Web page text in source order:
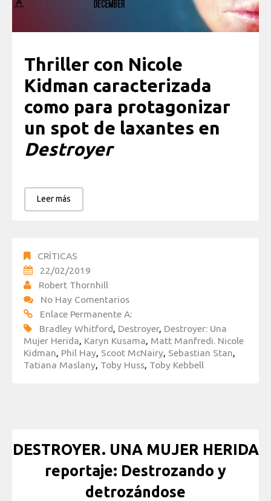
Thriller con Nicole
Kidman caracterizada
como para protagonizar
un spot de laxantes en
Destroyer
Leer más
CRÍTICAS
22/02/2019
Robert Thornhill
No Hay Comentarios
Enlace Permanente A:
Bradley Whitford, Destroyer, Destroyer: Una
Mujer Herida, Karyn Kusama, Matt Manfredi. Nicole
Kidman, Phil Hay, Scoot McNairy, Sebastian Stan,
Tatiana Maslany, Toby Huss, Toby Kebbell
DESTROYER. UNA MUJER HERIDA
reportaje: Destrozando y
detrozándose